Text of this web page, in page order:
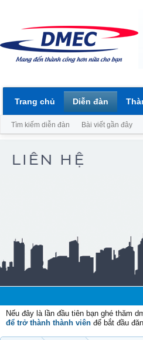
Nếu đây là lần đầu tiên bạn ghé thăm
để trở thành thành viên để bắt đầu
Trang chủ Diễn đàn
Tìm kiếm diễn đàn Bài viết gần đây